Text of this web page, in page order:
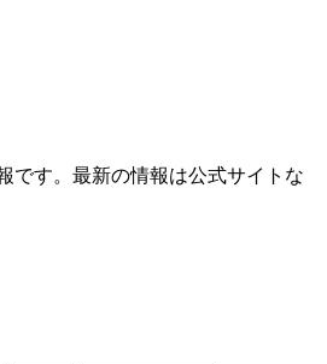
です。最新の情報は公式サイトな